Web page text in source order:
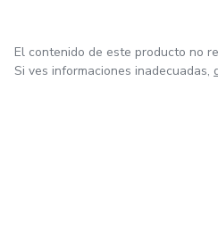
El contenido de este producto no
Si ves informaciones inadecuadas,